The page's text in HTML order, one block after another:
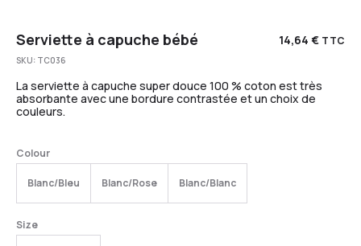
Serviette à capuche bébé 14,64 € TTC
SKU: TC036
La serviette à capuche super douce 100 % coton est très
absorbante avec une bordure contrastée et un choix de
couleurs.
Colour
Blanc/Bleu Blanc/Rose Blanc/Blanc
Size